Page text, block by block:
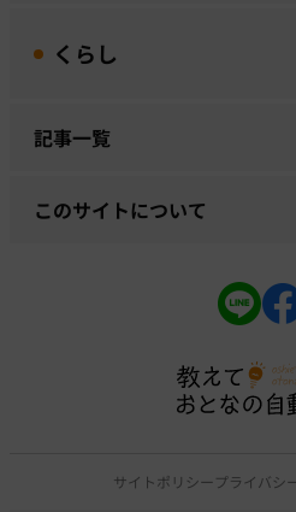
くらし
記事一覧
このサイトについて
サイトポリシープライバシ